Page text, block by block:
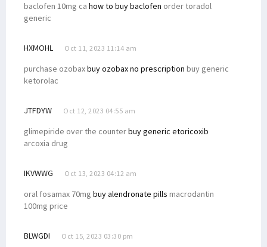
baclofen 10mg ca how to buy baclofen order toradol
generic
HXMOHL Oct 11, 2023 11:14 am
purchase ozobaxbuy ozobax no prescription buy generic
ketorolac
JTFDYW Oct 12, 2023 04:55 am
glimepiride over the counterbuy generic etoricoxib
arcoxia drug
IKVWWG Oct 13, 2023 04:12 am
oral fosamax 70mg buy alendronate pills macrodantin
100mg price
BLWGDI Oct 15, 2023 03:30 pm